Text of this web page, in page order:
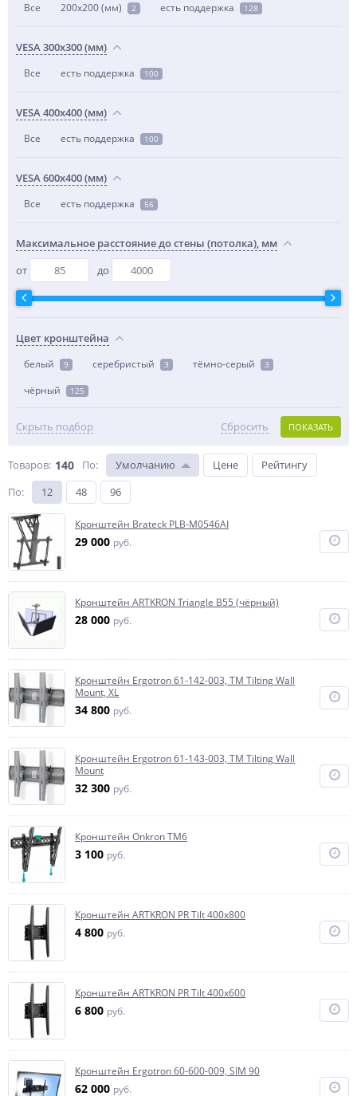
Все 200x200 (мм) 2 есть поддержка 128
VESA 300x300 (мм)
Все есть поддержка 100
VESA 400x400 (мм)
Все есть поддержка 100
VESA 600x400 (мм)
Все есть поддержка 56
Максимальное расстояние до стены (потолка), мм
от
до
Цвет кронштейна
белый 9 серебристый 3 тёмно-серый 3
чёрный 125
Скрыть подбор ПОКАЗАТЬ
Сбросить
Товаров: 140 По: Умолчанию Цене
Рейтингу
По: 12 48 96
Кронштейн Brateck PLB-M0546AI
29 000 руб.
Кронштейн ARTKRON Triangle B55 (чёрный)
28 000 руб.
Кронштейн Ergotron 61-142-003, TM Tilting Wall
Mount, XL
34 800 руб.
Кронштейн Ergotron 61-143-003, TM Tilting Wall
Mount
32 300 руб.
Кронштейн Onkron TM6
3 100 руб.
Кронштейн ARTKRON PR Tilt 400x800
4 800 руб.
Кронштейн ARTKRON PR Tilt 400x600
6 800 руб.
Кронштейн Ergotron 60-600-009, SIM 90
62 000 руб.